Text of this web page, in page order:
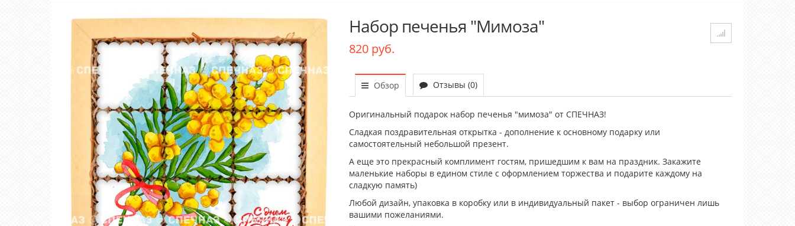
Набор печенья "Мимоза"
820 руб.
Обзор Отзывы (0)
Оригинальный подарок набор печенья "мимоза" от СПЕЧНАЗ!
Сладкая поздравительная открытка - дополнение к основному подарку или
самостоятельный небольшой презент.
А еще это прекрасный комплимент гостям, пришедшим к вам на праздник. Закажите
маленькие наборы в едином стиле с оформлением торжества и подарите каждому на
сладкую память)
Любой дизайн, упаковка в коробку или в индивидуальный пакет - выбор ограничен лишь
вашими пожеланиями.